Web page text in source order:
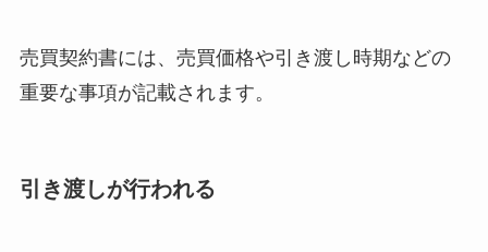
売買契約書には、売買価格や引き渡し時期などの
重要な事項が記載されます。
引き渡しが行われる